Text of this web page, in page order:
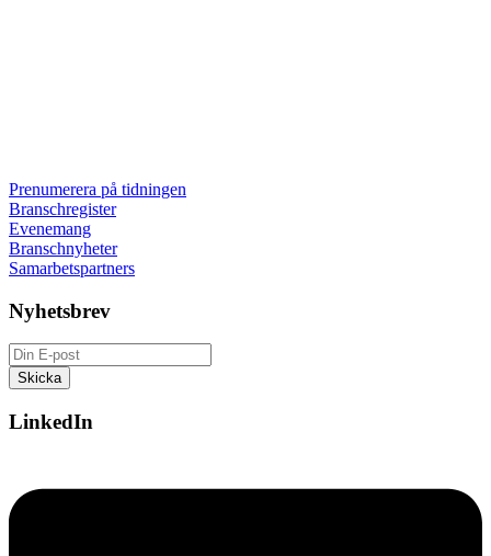
Prenumerera på tidningen
Branschregister
Evenemang
Branschnyheter
Samarbetspartners
Nyhetsbrev
LinkedIn